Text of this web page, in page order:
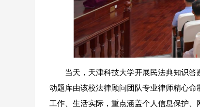
当天，天津科技大学开展民法典知识答
动题库由该校法律顾问团队专业律师精心
工作、生活实际，重点涵盖个人信息保护